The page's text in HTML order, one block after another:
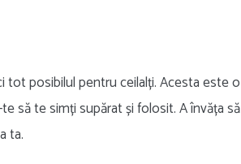
tot posibilul pentru ceilalți. Acesta este o
să te simți supărat și folosit. A învăța să
ta.